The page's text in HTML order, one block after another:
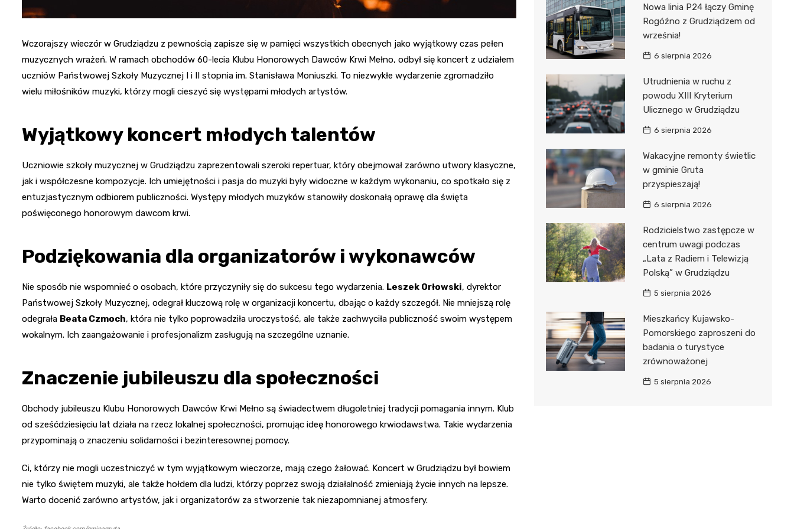
Wczorajszy wieczór w Grudziądzu z pewnością zapisze się w pamięci wszystkich obecnych jako wyjątkowy czas pełen
muzycznych wrażeń. W ramach obchodów 60-lecia Klubu Honorowych Dawców Krwi Mełno, odbył się koncert z udziałem
uczniów Państwowej Szkoły Muzycznej I i II stopnia im. Stanisława Moniuszki. To niezwykłe wydarzenie zgromadziło
wielu miłośników muzyki, którzy mogli cieszyć się występami młodych artystów.
Wyjątkowy koncert młodych talentów
Uczniowie szkoły muzycznej w Grudziądzu zaprezentowali szeroki repertuar, który obejmował zarówno utwory klasyczne,
jak i współczesne kompozycje. Ich umiejętności i pasja do muzyki były widoczne w każdym wykonaniu, co spotkało się z
entuzjastycznym odbiorem publiczności. Występy młodych muzyków stanowiły doskonałą oprawę dla święta
poświęconego honorowym dawcom krwi.
Podziękowania dla organizatorów i wykonawców
Nie sposób nie wspomnieć o osobach, które przyczyniły się do sukcesu tego wydarzenia. Leszek Orłowski, dyrektor
Państwowej Szkoły Muzycznej, odegrał kluczową rolę w organizacji koncertu, dbając o każdy szczegół. Nie mniejszą rolę
odegrała Beata Czmoch, która nie tylko poprowadziła uroczystość, ale także zachwyciła publiczność swoim występem
wokalnym. Ich zaangażowanie i profesjonalizm zasługują na szczególne uznanie.
Znaczenie jubileuszu dla społeczności
Obchody jubileuszu Klubu Honorowych Dawców Krwi Mełno są świadectwem długoletniej tradycji pomagania innym. Klub
od sześćdziesięciu lat działa na rzecz lokalnej społeczności, promując ideę honorowego krwiodawstwa. Takie wydarzenia
przypominają o znaczeniu solidarności i bezinteresownej pomocy.
Ci, którzy nie mogli uczestniczyć w tym wyjątkowym wieczorze, mają czego żałować. Koncert w Grudziądzu był bowiem
nie tylko świętem muzyki, ale także hołdem dla ludzi, którzy poprzez swoją działalność zmieniają życie innych na lepsze.
Warto docenić zarówno artystów, jak i organizatorów za stworzenie tak niezapomnianej atmosfery.
Nowa linia P24 łączy Gminę
Rogóźno z Grudziądzem od
września!
6 sierpnia 2026
Utrudnienia w ruchu z
powodu XIII Kryterium
Ulicznego w Grudziądzu
6 sierpnia 2026
Wakacyjne remonty świetlic
w gminie Gruta
przyspieszają!
6 sierpnia 2026
Rodzicielstwo zastępcze w
centrum uwagi podczas
„Lata z Radiem i Telewizją
Polską” w Grudziądzu
5 sierpnia 2026
Mieszkańcy Kujawsko-
Pomorskiego zaproszeni do
badania o turystyce
zrównoważonej
5 sierpnia 2026